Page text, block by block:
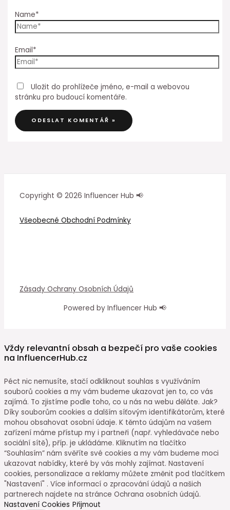
Name*
Email*
Uložit do prohlížeče jméno, e-mail a webovou
stránku pro budoucí komentáře.
Copyright © 2026 Influencer Hub 📢
Všeobecné Obchodní Podmínky
Zásady Ochrany Osobních Údajů
Powered by Influencer Hub 📢
Vždy relevantní obsah a bezpečí pro vaše cookies
na InfluencerHub.cz
Péct nic nemusíte, stačí odkliknout souhlas s využíváním
souborů cookies a my vám budeme ukazovat jen to, co vás
zajímá. To zjistíme podle toho, co u nás na webu děláte. Jak?
Díky souborům cookies a dalším síťovým identifikátorům, které
mohou obsahovat osobní údaje. K těmto údajům na vašem
zařízení máme přístup my i partneři (např. vyhledávače nebo
sociální sítě), příp. je ukládáme. Kliknutím na tlačítko
“Souhlasím” nám svěříte své cookies a my vám budeme moci
ukazovat nabídky, které by vás mohly zajímat. Nastavení
cookies, personalizace a reklamy můžete změnit pod tlačítkem
"Nastavení" . Více informací o zpracování údajů a našich
partnerech najdete na stránce Ochrana osobních údajů.
Nastavení Cookies Přijmout